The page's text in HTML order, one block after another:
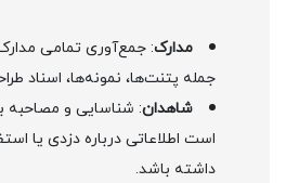
مدارک: جمع‌آوری تمامی مدارک
جمله پتنت‌ها، نمونه‌ها، اسناد
شاهدان: شناسایی و
است اطلاعاتی درباره دزدی یا
داشته باشد.